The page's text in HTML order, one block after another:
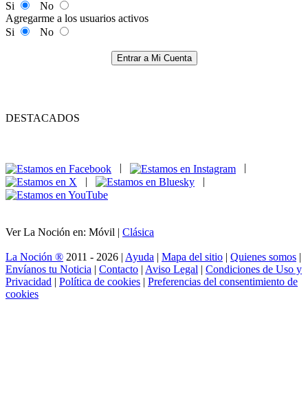
Si
No
Agregarme a los usuarios activos
Si
No
Entrar a Mi Cuenta
DESTACADOS
|
|
Ver La Noción en: Móvil | Clásica
La Noción ® 2011 - 2026 | Ayuda | Mapa del sitio | Quienes somos |
Envíanos tu Noticia | Contacto | Aviso Legal | Condiciones de Uso y
Privacidad | Política de cookies | Preferencias del consentimiento de
cookies